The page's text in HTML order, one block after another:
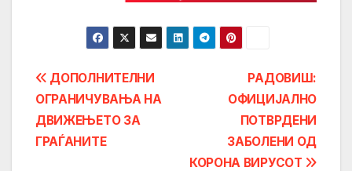
Post
navigation
РАДОВИШ:
ОФИЦИЈАЛНО
ПОТВРДЕНИ
ЗАБОЛЕНИ ОД
КОРОНА ВИРУСОТ
ДОПОЛНИТЕЛНИ
ОГРАНИЧУВАЊА НА
ДВИЖЕЊЕТО ЗА
ГРАЃАНИТЕ